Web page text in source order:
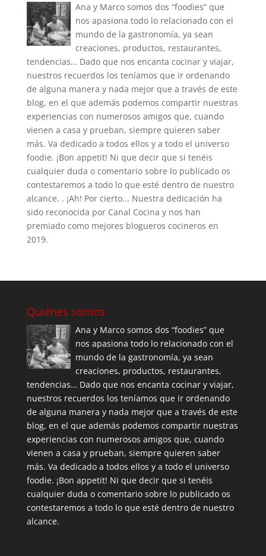
Ana y Marco somos dos “foodies” que
nos apasiona todo lo relacionado con el
mundo de la gastronomía, ya sean
creaciones, productos, restaurantes,
tendencias… Dado que nos encanta cocinar y viajar,
nuestros recuerdos los teníamos que ir ordenando
de alguna manera y nada mejor que a través de este
blog, en el que además podemos compartir nuestras
experiencias con numerosos amigos que, cuando
vienen a casa y prueban, siempre quieren saber
más. Va dedicado a todos ellos y a todo el universo
foodie. ¡Bon appetit! Ni que decir que si tenéis
cualquier duda o comentario sobre lo publicado os
contestaremos a todo lo que esté dentro de nuestro
alcance. . ¡Ah! Por cierto... Nuestra dedicación ha
sido reconocida por Canal Cocina y nos han
premiado como mejores blogueros cocineros en
2019.
Quiénes somos
Ana y Marco somos dos “foodies” que
nos apasiona todo lo relacionado con el
mundo de la gastronomía, ya sean
creaciones, productos, restaurantes,
tendencias… Dado que nos encanta cocinar y viajar,
nuestros recuerdos los teníamos que ir ordenando
de alguna manera y nada mejor que a través de este
blog, en el que además podemos compartir nuestras
experiencias con numerosos amigos que, cuando
vienen a casa y prueban, siempre quieren saber
más. Va dedicado a todos ellos y a todo el universo
foodie. ¡Bon appetit! Ni que decir que si tenéis
cualquier duda o comentario sobre lo publicado os
contestaremos a todo lo que esté dentro de nuestro
alcance.